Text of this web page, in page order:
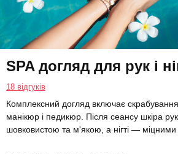
SPA догляд для рук і
18 відгуків
Комплексний догляд включає
манікюр і педикюр. Після сеансу шкіра рук
шовковистою та м'якою, а нігті — міцними